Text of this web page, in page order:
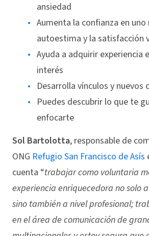
ansiedad
Aumenta la confianza en
autoestima y la satisfacción
Ayuda a adquirir experiencia
interés
Desarrolla vínculos y nuevos
Puedes descubrir lo que te
enfocarte
Sol Bartolotta, responsable de
ONG Refugio San Francisco de Asís
cuenta “trabajar como voluntaria
experiencia enriquecedora no solo
sino también a nivel profesional;
en el área de comunicación de